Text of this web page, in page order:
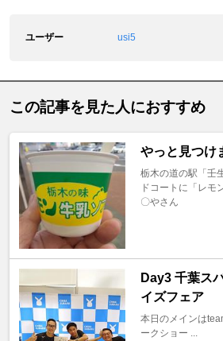
ユーザー usi5
この記事を見た人におすすめ
やっと見つけ
栃木の道の駅「
ドコートに「レモ
〇やさん
Day3 千葉ス
イズフェア
本日のメインは
ークショー ...